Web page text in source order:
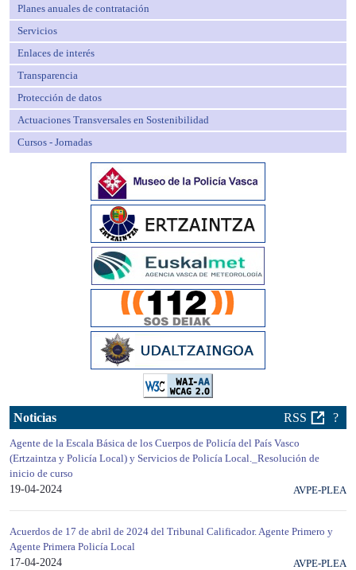
Planes anuales de contratación
Servicios
Enlaces de interés
Transparencia
Protección de datos
Actuaciones Transversales en Sostenibilidad
Cursos - Jornadas
Noticias RSS ?
Agente de la Escala Básica de los Cuerpos de Policía del País Vasco
(Ertzaintza y Policía Local) y Servicios de Policía Local._Resolución de
inicio de curso
19-04-2024
AVPE-PLEA
Acuerdos de 17 de abril de 2024 del Tribunal Calificador. Agente Primero y
Agente Primera Policía Local
17-04-2024
AVPE-PLEA